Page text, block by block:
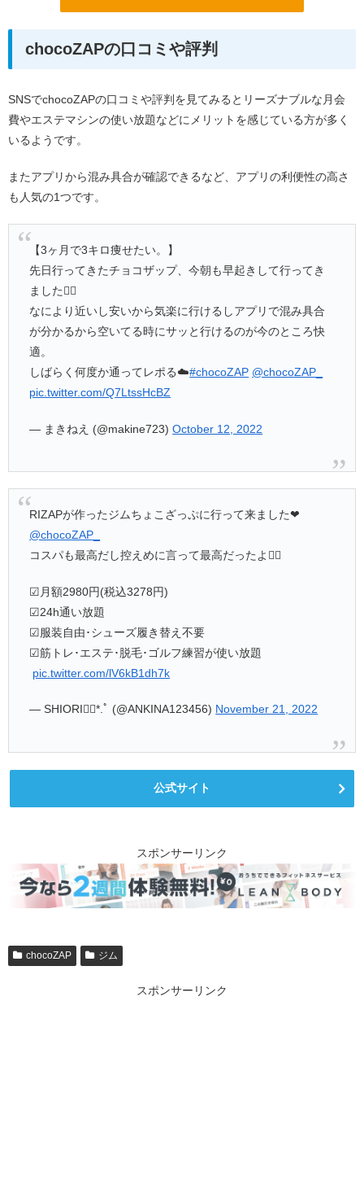
chocoZAPの口コミや評判
SNSでchocoZAPの口コミや評判を見てみるとリーズナブルな月会
費やエステマシンの使い放題などにメリットを感じている方が多く
いるようです。
またアプリから混み具合が確認できるなど、アプリの利便性の高さ
も人気の1つです。
【3ヶ月で3キロ痩せたい。】
先日行ってきたチョコザップ、今朝も早起きして行ってき
ました🏃‍♀️
なにより近いし安いから気楽に行けるしアプリで混み具合
が分かるから空いてる時にサッと行けるのが今のところ快
適。
しばらく何度か通ってレポる☁️#chocoZAP @chocoZAP_
pic.twitter.com/Q7LtssHcBZ
— まきねえ (@makine723)October 12, 2022
RIZAPが作ったジムちょこざっぷに行って来ました❤
@chocoZAP_
コスパも最高だし控えめに言って最高だったよ👌🏻
︎︎︎︎︎︎☑︎月額2980円(税込3278円)
︎︎︎︎☑︎24h通い放題
︎︎︎︎☑︎服装自由･シューズ履き替え不要
︎︎︎︎︎︎☑︎筋トレ･エステ･脱毛･ゴルフ練習が使い放題
pic.twitter.com/lV6kB1dh7k
— SHIORI❁⃘*.ﾟ (@ANKINA123456) November 21, 2022
公式サイト
スポンサーリンク
chocoZAP ジム
スポンサーリンク